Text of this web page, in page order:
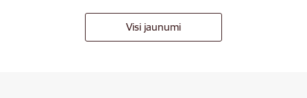
Visi jaunumi